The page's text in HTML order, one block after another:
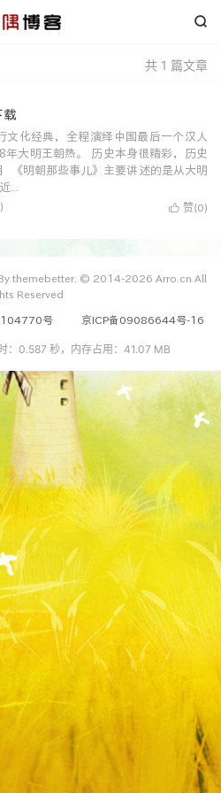

共 1 篇文章
载
文化经典，全程演绎中国最后一个汉人
大明王朝热。 历史本身很精彩，历史
明朝那些事儿》主要讲述的是从大明
...
 赞(0)
)
themebetter. © 2014-2026 Arro.cn All
Reserved
号 京ICP备09086644号-16
：0.587 秒，内存占用：41.07 MB